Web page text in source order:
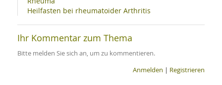
Heilfasten bei rheumatoider Arthritis
Ihr Kommentar zum Thema
Bitte melden Sie sich an, um zu kommentieren.
Anmelden | Registrieren